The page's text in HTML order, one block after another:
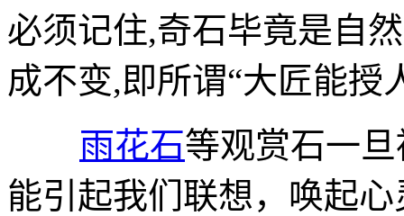
必须记住,奇石毕竟是自
成不变,即所谓“大匠能授
雨花石等观赏石一
能引起我们联想，唤起